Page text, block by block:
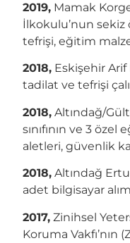
2019, Mamak
İlkokulu’nun sekiz
tefrişi, eğitim
2018, Eskişehir
tadilat ve tefrişi
2018, Altındağ/
sınıfının ve 3 özel
aletleri, güvenlik
2018, Altındağ
adet bilgisayar
2017, Zinihsel
Koruma Vakfı’nın